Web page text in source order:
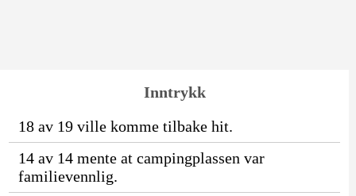
Inntrykk
18 av 19 ville komme tilbake hit.
14 av 14 mente at campingplassen var
familievennlig.